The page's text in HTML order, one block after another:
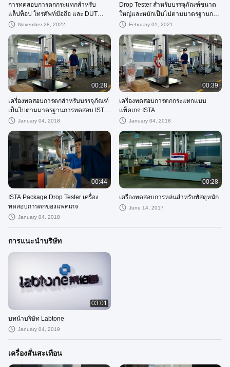
การทดสอบการตกกระแทกสำหรับ
แล็ปท็อป โทรศัพท์มือถือ และ DUT
ขนาดเล็กอื่นๆ
November 28, 2022
Drop Tester สำหรับบรรจุภัณฑ์ขนาด
ใหญ่และหนักเป็นไปตามมาตรฐานการ
ทดสอบ ISTA
February 01, 2021
00:28
เครื่องทดสอบการตกสำหรับบรรจุภัณฑ์
เป็นไปตามมาตรฐานการทดสอบ ISTA,
ASTMJanuary 04, 2018
00:39
เครื่องทดสอบการตกกระแทกแบบ
แพ็คเกจ ISTA
January 04, 2018
00:44
ISTA Package Drop Tester เครื่อง
ทดสอบการตกของแพคเกจ
January 04, 2018
00:28
เครื่องทดสอบการหล่นสําหรับพัสดุหนัก
June 14, 2017
การแนะนําบริษัท
03:01
บทนำบริษัท Labtone
January 04, 2019
เครื่องสั่นสะเทือน